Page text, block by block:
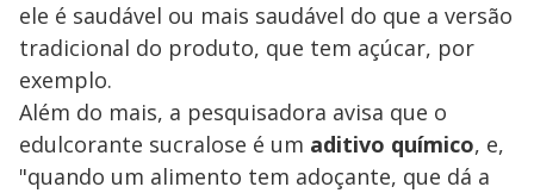
ele é saudável ou mais saudável do que a versão
tradicional do produto, que tem açúcar, por
exemplo.
Além do mais, a pesquisadora avisa que o
edulcorante sucralose é um aditivo químico, e,
"quando um alimento tem adoçante, que dá a